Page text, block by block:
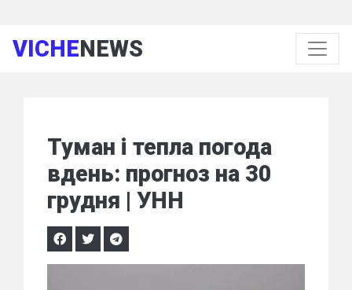
VICHENEWS
Туман і тепла погода
вдень: прогноз на 30
грудня | УНН